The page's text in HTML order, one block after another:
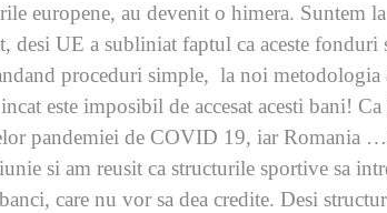
europene, au devenit o himera. Suntem
desi UE a subliniat faptul ca aceste
proceduri simple, la noi metodologia
este imposibil de accesat acesti bani!
pandemiei de COVID 19, iar Romania
si am reusit ca structurile sportive sa
care nu vor sa dea credite. Desi